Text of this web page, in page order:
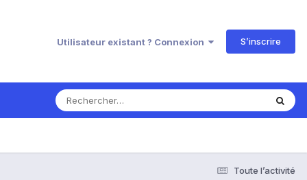
Utilisateur existant ? Connexion S’inscrire
Toute l’activité